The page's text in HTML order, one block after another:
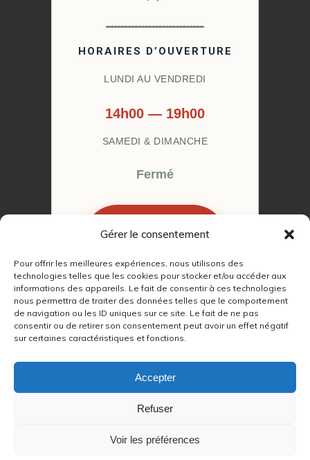
Gérer le consentement
Pour offrir les meilleures expériences, nous utilisons des
technologies telles que les cookies pour stocker et/ou accéder aux
informations des appareils. Le fait de consentir à ces technologies
nous permettra de traiter des données telles que le comportement
de navigation ou les ID uniques sur ce site. Le fait de ne pas
consentir ou de retirer son consentement peut avoir un effet négatif
sur certaines caractéristiques et fonctions.
Accepter
Refuser
Voir les préférences
HORAIRES D’OUVERTURE
LUNDI AU VENDREDI
14h00 — 19h00
SAMEDI & DIMANCHE
Fermé
RENDEZ-VOUS
© 2022 – 2026Autour du Feu 77
RGPD
lien|